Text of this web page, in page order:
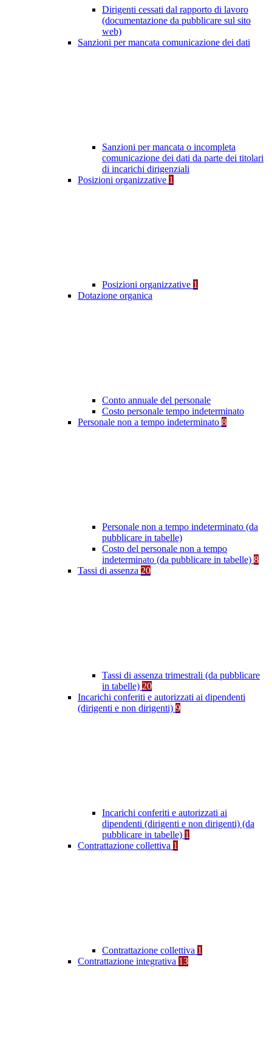
Dirigenti cessati dal rapporto di lavoro
(documentazione da pubblicare sul sito
web)
Sanzioni per mancata comunicazione dei dati
Sanzioni per mancata o incompleta
comunicazione dei dati da parte dei titolari
di incarichi dirigenziali
Posizioni organizzative 1
Posizioni organizzative 1
Dotazione organica
Conto annuale del personale
Costo personale tempo indeterminato
Personale non a tempo indeterminato 8
Personale non a tempo indeterminato (da
pubblicare in tabelle)
Costo del personale non a tempo
indeterminato (da pubblicare in tabelle) 8
Tassi di assenza 20
Tassi di assenza trimestrali (da pubblicare
in tabelle) 20
Incarichi conferiti e autorizzati ai dipendenti
(dirigenti e non dirigenti) 9
Incarichi conferiti e autorizzati ai
dipendenti (dirigenti e non dirigenti) (da
pubblicare in tabelle) 1
Contrattazione collettiva 1
Contrattazione collettiva 1
Contrattazione integrativa 13